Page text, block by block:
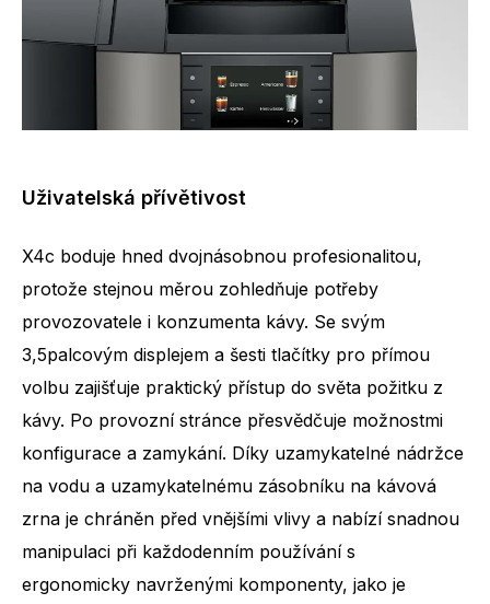
Uživatelská přívětivost
X4c boduje hned dvojnásobnou profesionalitou,
protože stejnou měrou zohledňuje potřeby
provozovatele i konzumenta kávy. Se svým
3,5palcovým displejem a šesti tlačítky pro přímou
volbu zajišťuje praktický přístup do světa požitku z
kávy. Po provozní stránce přesvědčuje možnostmi
konfigurace a zamykání. Díky uzamykatelné nádržce
na vodu a uzamykatelnému zásobníku na kávová
zrna je chráněn před vnějšími vlivy a nabízí snadnou
manipulaci při každodenním používání s
ergonomicky navrženými komponenty, jako je